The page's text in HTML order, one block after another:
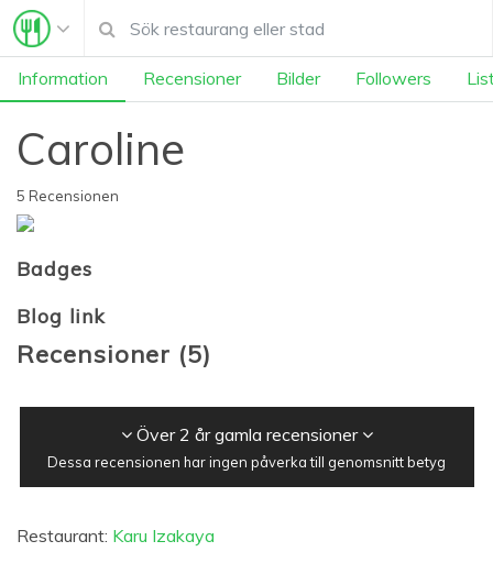
Information Recensioner Bilder Followers
Caroline
5 Recensionen
Badges
Blog link
Recensioner (5)
Över 2 år gamla recensioner
Dessa recensionen har ingen påverka till genomsnitt betyg
Restaurant: Karu Izakaya